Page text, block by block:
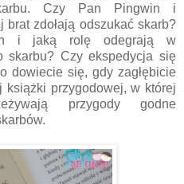
Czy Pan Pingwin i
brat zdołają odszukać skarb?
i jaką rolę odegrają w
skarbu? Czy ekspedycja się
dowiecie się, gdy zagłębicie
przygodowej, w której
przygody godne